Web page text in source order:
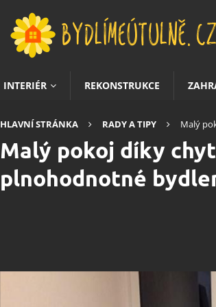
INTERIÉR REKONSTRUKCE
HLAVNÍ STRÁNKA RADY A TIPY Malý
Malý pokoj díky
plnohodnotné